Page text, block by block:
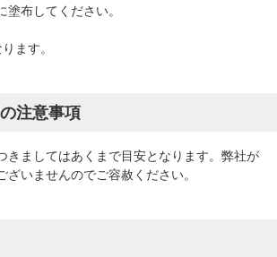
布してください。
ます。
注意事項
きましてはあくまで目安となります。弊社が
いませんのでご容赦ください。